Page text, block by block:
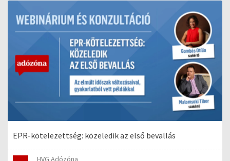
EPR-kötelezettség: közeledik az első bevallás
HVG Adózóna